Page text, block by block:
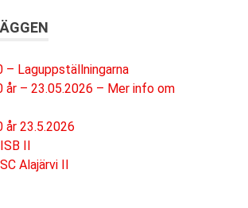
– Laguppställningarna
år – 23.05.2026 – Mer info om
år 23.5.2026
II
Alajärvi II